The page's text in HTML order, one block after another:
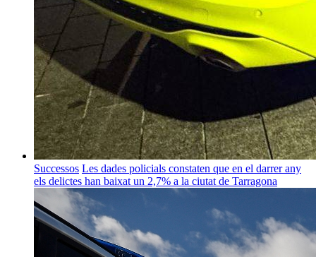
Successos Les dades policials constaten que en el darrer any
els delictes han baixat un 2,7% a la ciutat de Tarragona